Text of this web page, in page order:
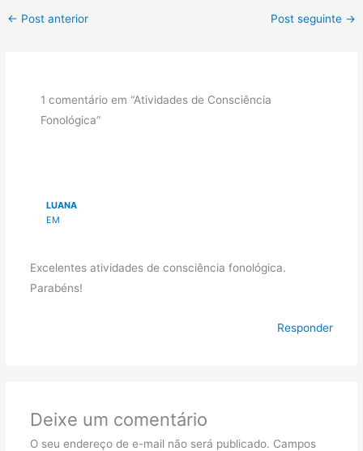
← Post anterior Post seguinte →
1 comentário em “Atividades de Consciência
Fonológica”
LUANA
EM
Excelentes atividades de consciência fonológica.
Parabéns!
Responder
Deixe um comentário
O seu endereço de e-mail não será publicado. Campos